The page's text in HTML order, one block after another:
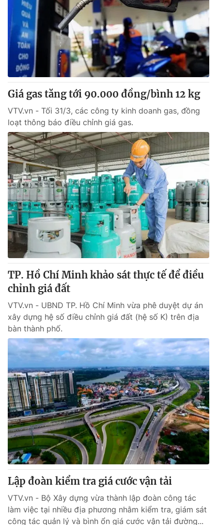
Giá gas tăng tới 90.000 đồng/bình 12 kg
VTV.vn - Tối 31/3, các công ty kinh doanh gas, đồng
loạt thông báo điều chỉnh giá gas.
TP. Hồ Chí Minh khảo sát thực tế để điều
chỉnh giá đất
VTV.vn - UBND TP. Hồ Chí Minh vừa phê duyệt dự án
xây dựng hệ số điều chỉnh giá đất (hệ số K) trên địa
bàn thành phố.
Lập đoàn kiểm tra giá cước vận tải
VTV.vn - Bộ Xây dựng vừa thành lập đoàn công tác
làm việc tại nhiều địa phương nhằm kiểm tra, giám sát
công tác quản lý và bình ổn giá cước vận tải đường...